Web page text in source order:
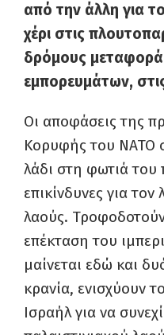
από την άλλη για
χέρι στις
δρόμους
εμπορευμάτων,
Οι αποφάσεις της
Κορυφής του ΝΑΤΟ
λάδι στη φωτιά του
επικίνδυνες για
λαούς.
επέκταση του
μαίνεται εδώ και
κρανία, ενισχύουν
Ισ­ραήλ για να